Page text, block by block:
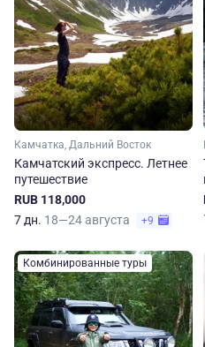
Камчатка, Дальний Восток
Камчатский экспресс. Летнее
путешествие
RUB 118,000
7 дн. 18—24 августа +9
Комбинированные туры